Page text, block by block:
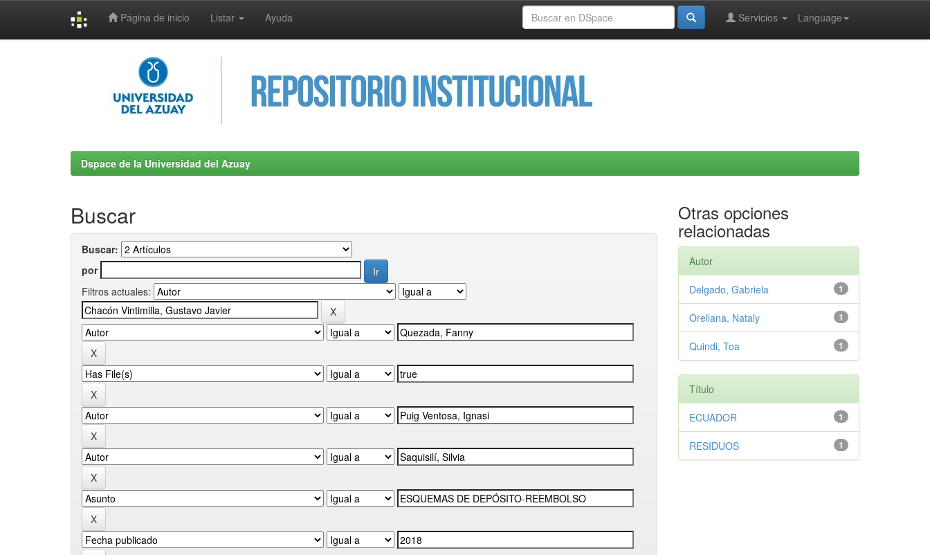
Página de inicio Listar Ayuda Language
Servicios
Dspace de la Universidad del Azuay
Buscar
Buscar:
por
Filtros actuales:
Otras opciones
relacionadas
Autor
1
Delgado, Gabriela
1
Orellana, Nataly
1
Quindi, Toa
Título
1
ECUADOR
1
RESIDUOS